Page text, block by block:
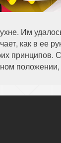
Им
как в ее
принципов.